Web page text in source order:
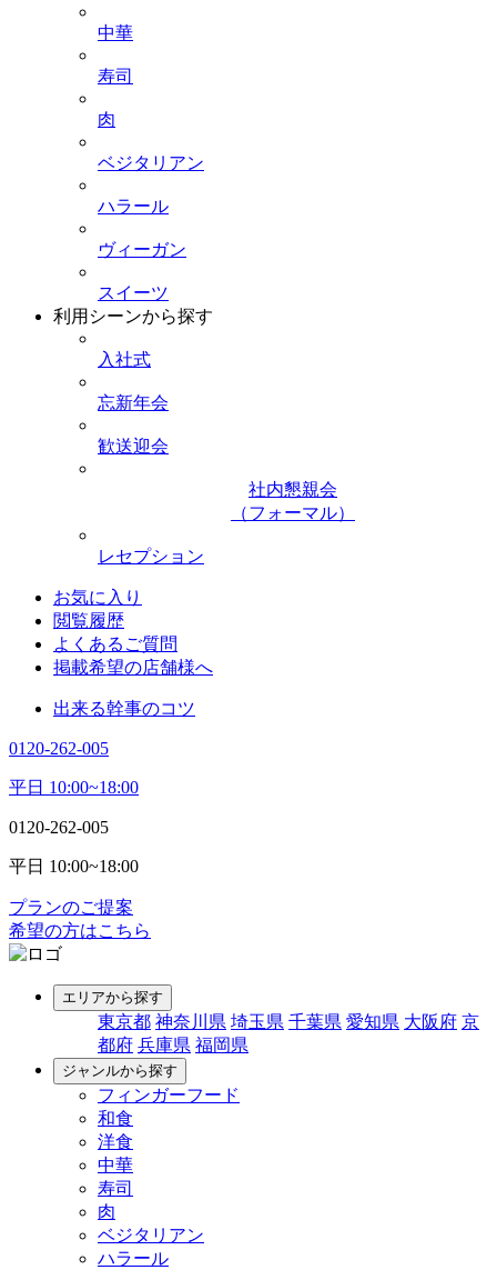
中華
寿司
肉
ベジタリアン
ハラール
ヴィーガン
スイーツ
利用シーンから探す
入社式
忘新年会
歓送迎会
社内懇親会
（フォーマル）
レセプション
お気に入り
閲覧履歴
よくあるご質問
掲載希望の店舗様へ
出来る幹事のコツ
0120-262-005
平日 10:00~18:00
0120-262-005
平日 10:00~18:00
プランのご提案
希望の方はこちら
エリアから探す
東京都 神奈川県 埼玉県 千葉県 愛知県 大阪府 京
都府 兵庫県 福岡県
ジャンルから探す
フィンガーフード
和食
洋食
中華
寿司
肉
ベジタリアン
ハラール